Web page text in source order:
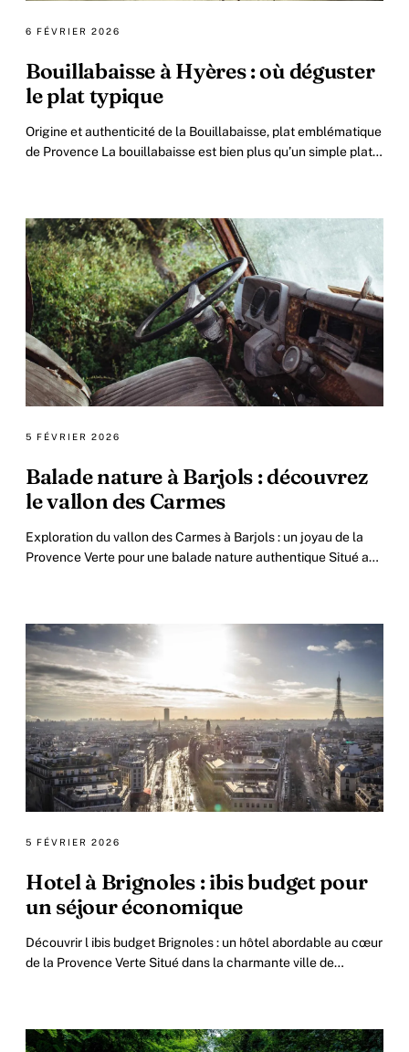
6 FÉVRIER 2026
Bouillabaisse à Hyères : où déguster
le plat typique
Origine et authenticité de la Bouillabaisse, plat emblématique
de Provence La bouillabaisse est bien plus qu’un simple plat;
5 FÉVRIER 2026
Balade nature à Barjols : découvrez
le vallon des Carmes
Exploration du vallon des Carmes à Barjols : un joyau de la
Provence Verte pour une balade nature authentique Situé au
5 FÉVRIER 2026
Hotel à Brignoles : ibis budget pour
un séjour économique
Découvrir l ibis budget Brignoles : un hôtel abordable au cœur
de la Provence Verte Situé dans la charmante ville de